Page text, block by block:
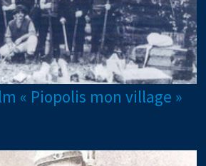
« Piopolis mon village »